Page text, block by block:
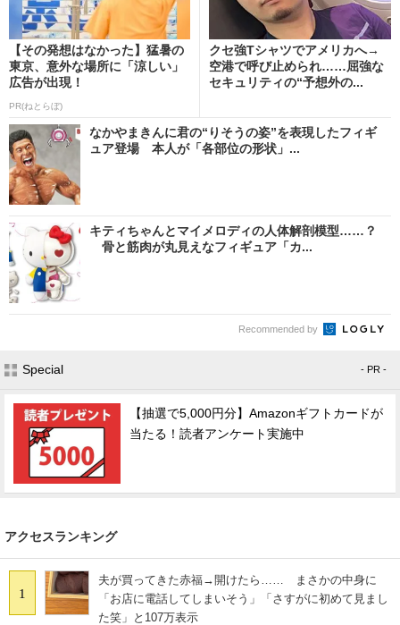
【その発想はなかった】猛暑の
東京、意外な場所に「涼しい」
広告が出現！
PR(ねとらぼ)
クセ強Tシャツでアメリカへ→
空港で呼び止められ……屈強な
セキュリティの“予想外の...
なかやまきんに君の“りそうの姿”を表現したフィギ
ュア登場 本人が「各部位の形状」...
キティちゃんとマイメロディの人体解剖模型……？
骨と筋肉が丸見えなフィギュア「カ...
Recommended by
Special - PR -
【抽選で5,000円分】Amazonギフトカードが
当たる！読者アンケート実施中
アクセスランキング
1
夫が買ってきた赤福→開けたら…… まさかの中身に
「お店に電話してしまいそう」「さすがに初めて見まし
た笑」と107万表示